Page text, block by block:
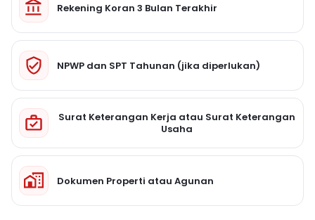
Rekening Koran 3 Bulan Terakhir
NPWP dan SPT Tahunan (jika diperlukan)
Surat Keterangan Kerja atau Surat Keterangan
Usaha
Dokumen Properti atau Agunan